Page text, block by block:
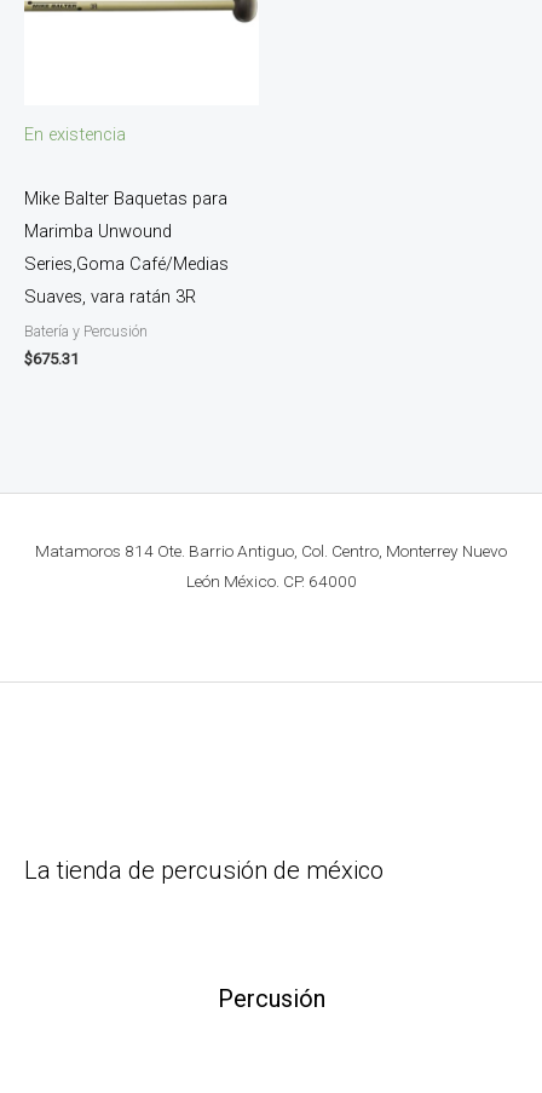
En existencia
Mike Balter Baquetas para
Marimba Unwound
Series,Goma Café/Medias
Suaves, vara ratán 3R
Batería y Percusión
$675.31
Matamoros 814 Ote. Barrio Antiguo, Col. Centro, Monterrey Nuevo
León México. CP. 64000
La tienda de percusión de méxico
Percusión